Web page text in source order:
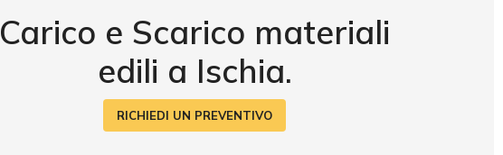
Carico e Scarico materiali
edili a Ischia.
RICHIEDI UN PREVENTIVO